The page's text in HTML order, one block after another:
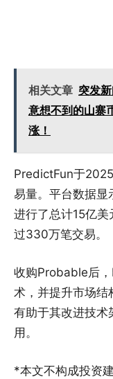
相关文章 突发
意想不到的山寨
涨！
PredictFun于
易量。平台数据显
进行了总计15亿
过330万笔交易。
收购Probable后
术，并提升市场结
有助于其改进技术
用。
*本文不构成投资建